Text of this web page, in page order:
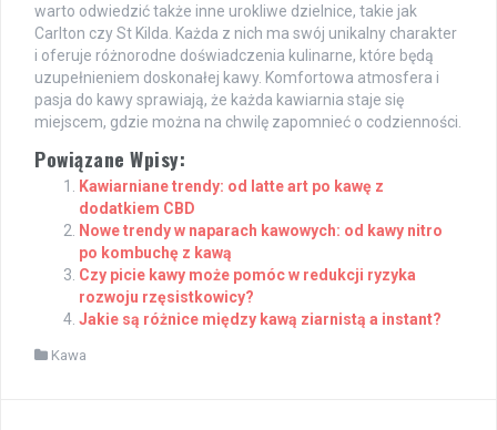
warto odwiedzić także inne urokliwe dzielnice, takie jak
Carlton czy St Kilda. Każda z nich ma swój unikalny charakter
i oferuje różnorodne doświadczenia kulinarne, które będą
uzupełnieniem doskonałej kawy. Komfortowa atmosfera i
pasja do kawy sprawiają, że każda kawiarnia staje się
miejscem, gdzie można na chwilę zapomnieć o codzienności.
Powiązane Wpisy:
Kawiarniane trendy: od latte art po kawę z
dodatkiem CBD
Nowe trendy w naparach kawowych: od kawy nitro
po kombuchę z kawą
Czy picie kawy może pomóc w redukcji ryzyka
rozwoju rzęsistkowicy?
Jakie są różnice między kawą ziarnistą a instant?
Kawa